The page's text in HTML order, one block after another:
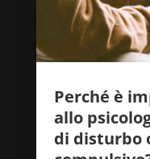
Perché è
allo
di disturbo